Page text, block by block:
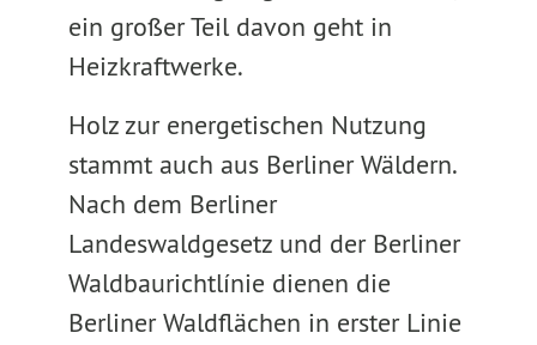
ein großer Teil davon geht in
Heizkraftwerke.
Holz zur energetischen Nutzung
stammt auch aus Berliner Wäldern.
Nach dem Berliner
Landeswaldgesetz und der Berliner
Waldbaurichtlínie dienen die
Berliner Waldflächen in erster Linie